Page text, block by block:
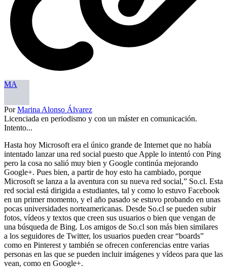
MA
PorMarina Alonso Álvarez
Licenciada en periodismo y con un máster en comunicación.
Intento...
Hasta hoy Microsoft era el único grande de Internet que no había
intentado lanzar una red social puesto que Apple lo intentó con Ping
pero la cosa no salió muy bien y Google continúa mejorando
Google+. Pues bien, a partir de hoy esto ha cambiado, porque
Microsoft se lanza a la aventura con su nueva red social,” So.cl. Esta
red social está dirigida a estudiantes, tal y como lo estuvo Facebook
en un primer momento, y el año pasado se estuvo probando en unas
pocas universidades norteamericanas. Desde So.cl se pueden subir
fotos, vídeos y textos que creen sus usuarios o bien que vengan de
una búsqueda de Bing. Los amigos de So.cl son más bien similares
a los seguidores de Twitter, los usuarios pueden crear “boards”
como en Pinterest y también se ofrecen conferencias entre varias
personas en las que se pueden incluir imágenes y vídeos para que las
vean, como en Google+.